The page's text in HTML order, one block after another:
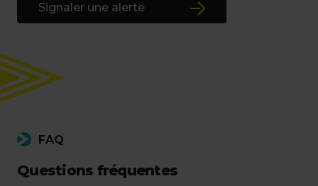
Signaler une alerte
FAQ
Questions fréquentes